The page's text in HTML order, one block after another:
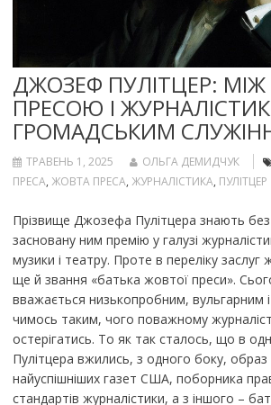
ДЖОЗЕФ ПУЛІТЦЕР:
ПРЕСОЮ І
ГРОМАДСЬКИМ
ТРАВЕНЬ 1, 2025 ОЛЬГА ДЕМИДЧУК
ПРЕСА, ЖОВТА ПРЕСА, ЖУРНАЛІСТИКА, ПУЛІТЦЕР
Прізвище Джозефа Пулітцера знають без
засновану ним премію у галузі
музики і театру. Проте в переліку заслуг
ще й звання «батька жовтої преси».
вважається низькопробним, вульгарним
чимось таким, чого поважному
остерігатись. То як так сталось, що в
Пулітцера вжились, з одного боку, образ
найуспішніших газет США, поборника
стандартів журналістики, а з іншого –